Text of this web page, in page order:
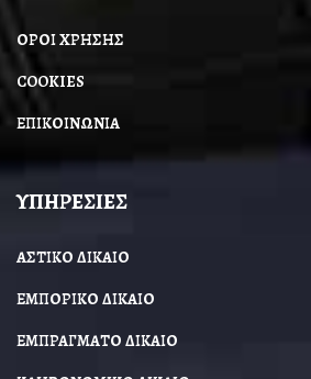
ΟΡΟΙ ΧΡΗΣΗΣ
COOKIES
ΕΠΙΚΟΙΝΩΝΙΑ
ΥΠΗΡΕΣΙΕΣ
ΑΣΤΙΚΟ ΔΙΚΑΙΟ
ΕΜΠΟΡΙΚΟ ΔΙΚΑΙΟ
ΕΜΠΡΑΓΜΑΤΟ ΔΙΚΑΙΟ